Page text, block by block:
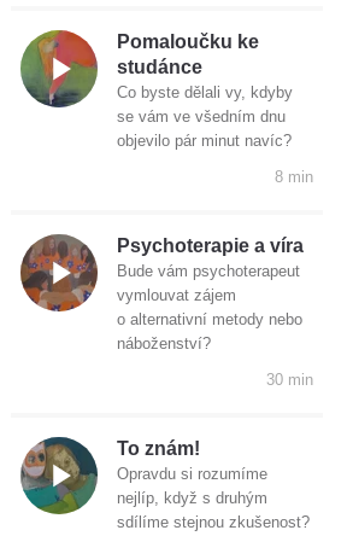
Pomaloučku ke
studánce
Co byste dělali vy, kdyby
se vám ve všedním dnu
objevilo pár minut navíc?
8 min
Psychoterapie a víra
Bude vám psychoterapeut
vymlouvat zájem
o alternativní metody nebo
náboženství?
30 min
To znám!
Opravdu si rozumíme
nejlíp, když s druhým
sdílíme stejnou zkušenost?